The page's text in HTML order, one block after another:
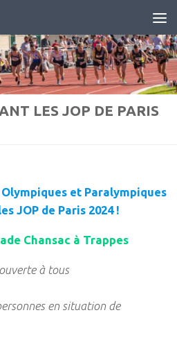
LES JOP DE PARIS
et Paralympiques
JOP de Paris 2024 !
Chansac à Trappes
à tous
en situation de